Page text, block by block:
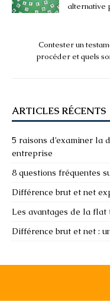
alternative
Contester un
procéder et quels
ARTICLES RÉCENTS
5 raisons d’examiner la
entreprise
8 questions fréquentes
Différence brut et net
Les avantages de la flat
Différence brut et net :